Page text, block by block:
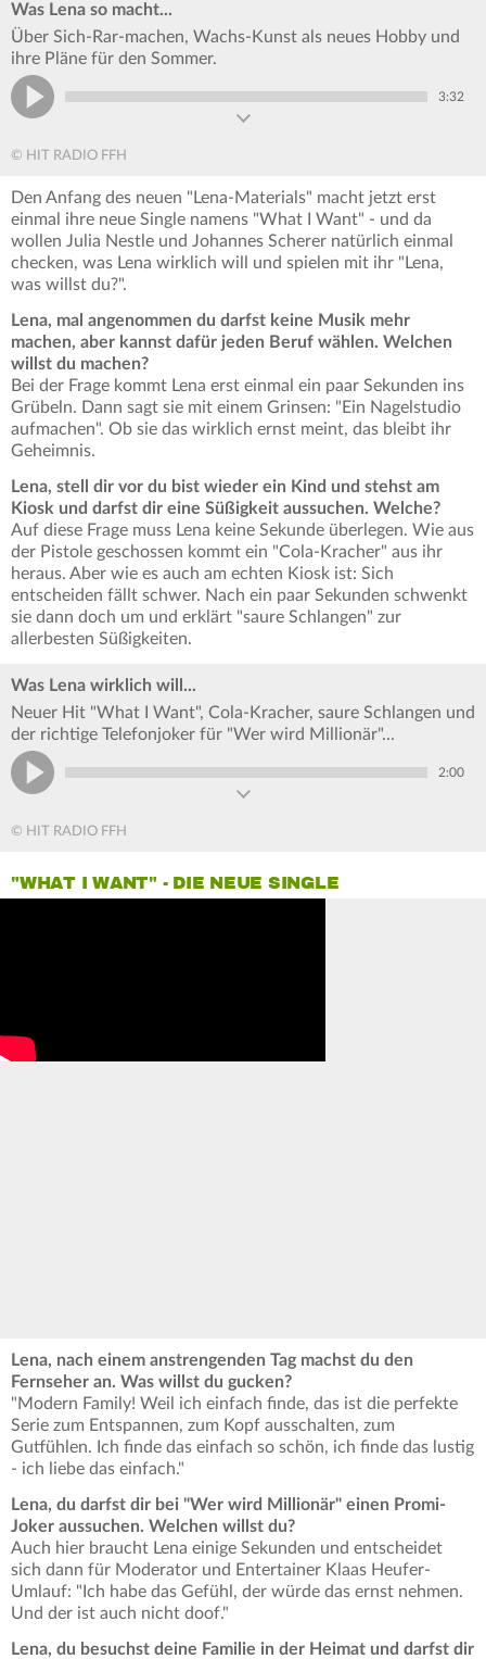
Was Lena so macht...
Über Sich-Rar-machen, Wachs-Kunst als neues Hobby und
ihre Pläne für den Sommer.
3:32
© HIT RADIO FFH
Den Anfang des neuen "Lena-Materials" macht jetzt erst
einmal ihre neue Single namens "What I Want" - und da
wollen Julia Nestle und Johannes Scherer natürlich einmal
checken, was Lena wirklich will und spielen mit ihr "Lena,
was willst du?".
Lena, mal angenommen du darfst keine Musik mehr
machen, aber kannst dafür jeden Beruf wählen. Welchen
willst du machen?
Bei der Frage kommt Lena erst einmal ein paar Sekunden ins
Grübeln. Dann sagt sie mit einem Grinsen: "Ein Nagelstudio
aufmachen". Ob sie das wirklich ernst meint, das bleibt ihr
Geheimnis.
Lena, stell dir vor du bist wieder ein Kind und stehst am
Kiosk und darfst dir eine Süßigkeit aussuchen. Welche?
Auf diese Frage muss Lena keine Sekunde überlegen. Wie aus
der Pistole geschossen kommt ein "Cola-Kracher" aus ihr
heraus. Aber wie es auch am echten Kiosk ist: Sich
entscheiden fällt schwer. Nach ein paar Sekunden schwenkt
sie dann doch um und erklärt "saure Schlangen" zur
allerbesten Süßigkeiten.
Was Lena wirklich will...
Neuer Hit "What I Want", Cola-Kracher, saure Schlangen und
der richtige Telefonjoker für "Wer wird Millionär"...
2:00
© HIT RADIO FFH
"WHAT I WANT" - DIE NEUE SINGLE
Lena, nach einem anstrengenden Tag machst du den
Fernseher an. Was willst du gucken?
"Modern Family! Weil ich einfach finde, das ist die perfekte
Serie zum Entspannen, zum Kopf ausschalten, zum
Gutfühlen. Ich finde das einfach so schön, ich finde das lustig
- ich liebe das einfach."
Lena, du darfst dir bei "Wer wird Millionär" einen Promi-
Joker aussuchen. Welchen willst du?
Auch hier braucht Lena einige Sekunden und entscheidet
sich dann für Moderator und Entertainer Klaas Heufer-
Umlauf: "Ich habe das Gefühl, der würde das ernst nehmen.
Und der ist auch nicht doof."
Lena, du besuchst deine Familie in der Heimat und darfst dir